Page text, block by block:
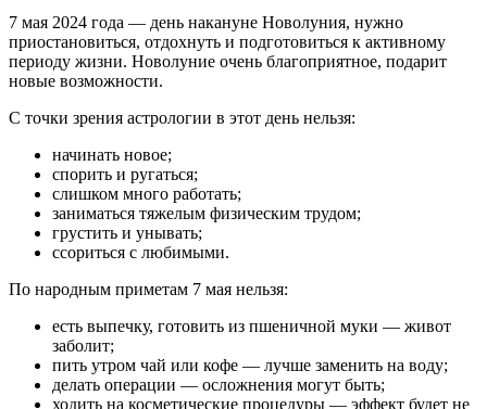
7 мая 2024 года — день накануне Новолуния, нужно
приостановиться, отдохнуть и подготовиться к активному
периоду жизни. Новолуние очень благоприятное, подарит
новые возможности.
С точки зрения астрологии в этот день нельзя:
начинать новое;
спорить и ругаться;
слишком много работать;
заниматься тяжелым физическим трудом;
грустить и унывать;
ссориться с любимыми.
По народным приметам 7 мая нельзя:
есть выпечку, готовить из пшеничной муки — живот
заболит;
пить утром чай или кофе — лучше заменить на воду;
делать операции — осложнения могут быть;
ходить на косметические процедуры — эффект будет не